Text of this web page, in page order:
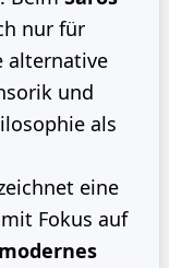
nur für
alternative
und
als
eine
Fokus auf